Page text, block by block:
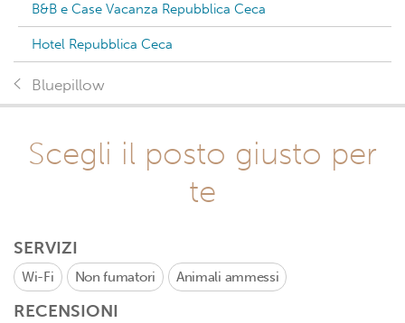
B&B e Case Vacanza Repubblica Ceca
Hotel Repubblica Ceca
Bluepillow
Scegli il posto giusto per
te
SERVIZI
Wi-Fi Non fumatori Animali ammessi
RECENSIONI